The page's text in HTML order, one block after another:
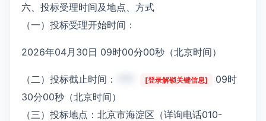
六、投标受理时间及地点、方式
（一）投标受理开始时间：
2026年04月30日 09时00分00秒（北京时间）
（二）投标截止时间： [登录解锁关键信息]
09时
30分00秒（北京时间）
（三）投标地点：北京市海淀区（详询电话010-